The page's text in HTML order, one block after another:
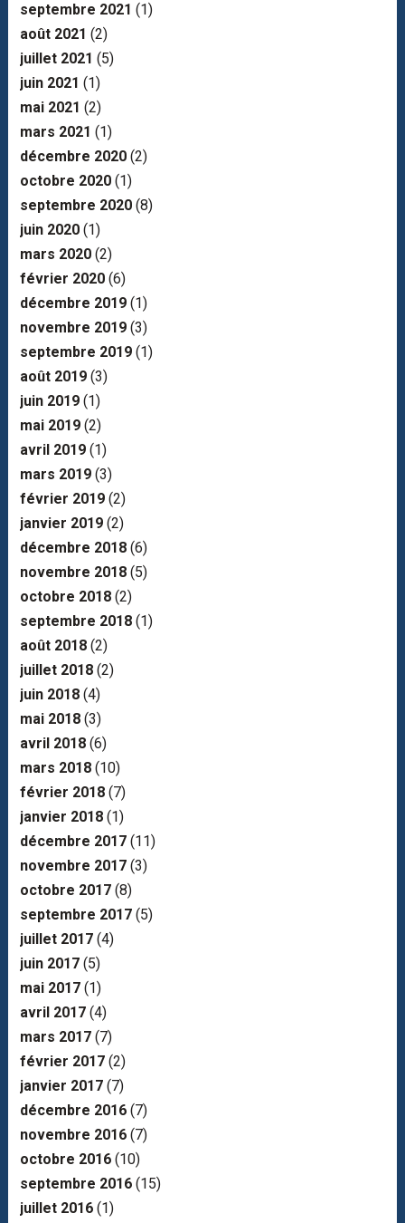
septembre 2021 (1)
août 2021 (2)
juillet 2021 (5)
juin 2021 (1)
mai 2021 (2)
mars 2021 (1)
décembre 2020(2)
octobre 2020(1)
septembre 2020(8)
juin 2020(1)
mars 2020(2)
février 2020(6)
décembre 2019(1)
novembre 2019(3)
septembre 2019(1)
août 2019(3)
juin 2019(1)
mai 2019(2)
avril 2019(1)
mars 2019(3)
février 2019(2)
janvier 2019(2)
décembre 2018(6)
novembre 2018(5)
octobre 2018(2)
septembre 2018(1)
août 2018(2)
juillet 2018(2)
juin 2018(4)
mai 2018(3)
avril 2018(6)
mars 2018(10)
février 2018(7)
janvier 2018(1)
décembre 2017(11)
novembre 2017(3)
octobre 2017(8)
septembre 2017(5)
juillet 2017(4)
juin 2017(5)
mai 2017(1)
avril 2017(4)
mars 2017(7)
février 2017(2)
janvier 2017(7)
décembre 2016(7)
novembre 2016(7)
octobre 2016(10)
septembre 2016(15)
juillet 2016(1)